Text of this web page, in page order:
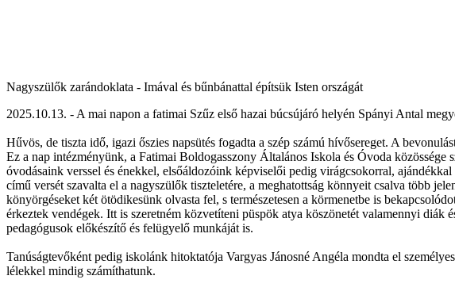
Nagyszülők zarándoklata - Imával és bűnbánattal építsük Isten országát
2025.10.13. - A mai napon a fatimai Szűz első hazai búcsújáró helyén Spányi Antal
Hűvös, de tiszta idő, igazi őszies napsütés fogadta a szép számú hívősereget. A
Ez a nap intézményünk, a Fatimai Boldogasszony Általános Iskola és Óvoda
óvodásaink verssel és énekkel, elsőáldozóink képviselői pedig virágcsokorral,
című versét szavalta el a nagyszülők tiszteletére, a meghatottság könnyeit csalva több
könyörgéseket két ötödikesünk olvasta fel, s természetesen a körmenetbe is
érkeztek vendégek. Itt is szeretném közvetíteni püspök atya köszönetét valamennyi diák
pedagógusok előkészítő és felügyelő munkáját is.
Tanúságtevőként pedig iskolánk hitoktatója Vargyas Jánosné Angéla mondta el
lélekkel mindig számíthatunk.